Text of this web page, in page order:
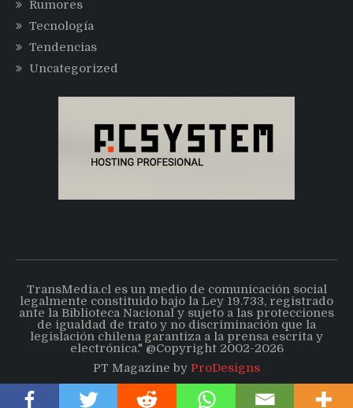
Rumores
Tecnología
Tendencias
Uncategorized
TransMedia.cl es un medio de comunicación social
legalmente constituido bajo la Ley 19.733, registrado
ante la Biblioteca Nacional y sujeto a las protecciones
de igualdad de trato y no discriminación que la
legislación chilena garantiza a la prensa escrita y
electrónica." @Copyright 2002-2026
PT Magazine by ProDesigns